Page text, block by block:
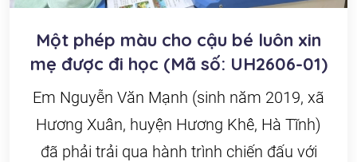
Một phép màu cho cậu bé luôn xin
mẹ được đi học (Mã số: UH2606-01)
Em Nguyễn Văn Mạnh (sinh năm 2019, xã
Hương Xuân, huyện Hương Khê, Hà Tĩnh)
đã phải trải qua hành trình chiến đấu với